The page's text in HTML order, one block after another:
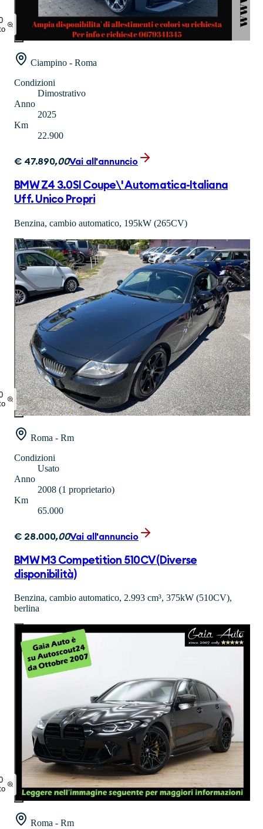
Ciampino - Roma
Condizioni
Dimostrativo
Anno
2025
Km
22.900
€ 47.890,00Vai all'annuncio
BMW Z4 3.0SI Coupe\' Automatica-Italiana
Uff. Unico Propri
Benzina, cambio automatico, 195kW (265CV)
Roma - Rm
Condizioni
Usato
Anno
2008 (1 proprietario)
Km
65.000
€ 28.000,00Vai all'annuncio
BMW M3 Competition 510CV (Diverse
disponibilità)
Benzina, cambio automatico, 2.993 cm³, 375kW (510CV),
berlina
Roma - Rm